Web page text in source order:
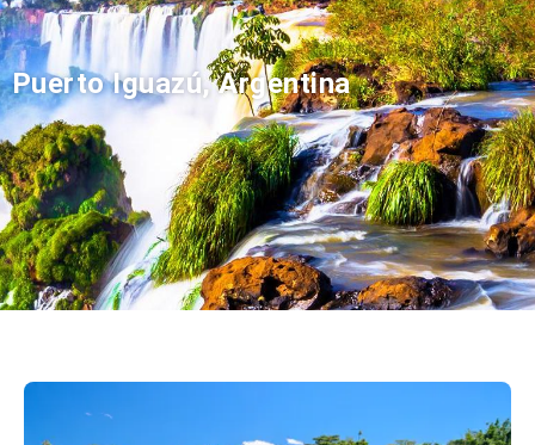
Puerto Iguazú, Argentina